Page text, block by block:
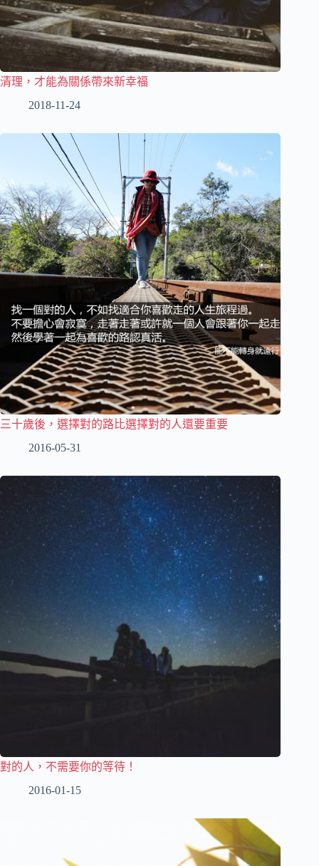
清理，才能為關係帶來新幸福
2018-11-24
三十歲後，選擇對的路比選擇對的人還要重要
2016-05-31
對的人，不需要你的等待！
2016-01-15